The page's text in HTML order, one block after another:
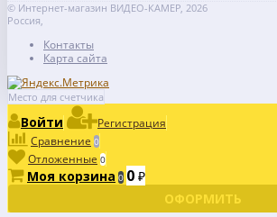
© Интернет-магазин ВИДЕО-КАМЕР, 2026
Россия,
Контакты
Карта сайта
Место для счетчика
Войти
Регистрация
Сравнение 0
Отложенные 0
Моя корзина 0 0 ₽
ОФОРМИТЬ